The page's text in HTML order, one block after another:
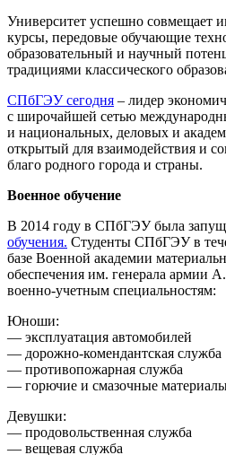
Университет успешно совмещает
курсы, передовые обучающие
образовательный и научный
традициями классического
СПбГЭУ сегодня – лидер
с широчайшей сетью
и национальных, деловых и
открытый для взаимодействия и
благо родного города и страны.
Военное обучение
В 2014 году в СПбГЭУ была
обучения. Студенты СПбГЭУ в
базе Военной академии
обеспечения им. генерала армии
военно-учетным специальностям:
Юноши:
— эксплуатация автомобилей
— дорожно-комендантская служба
— противопожарная служба
— горючие и смазочные
Девушки:
— продовольственная служба
— вещевая служба